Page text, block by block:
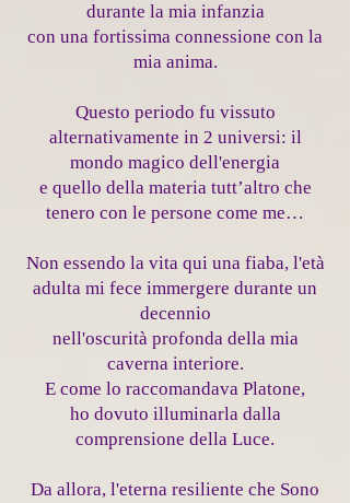
durante la mia infanzia
con una fortissima connessione con la
mia anima.
Questo periodo fu vissuto
alternativamente in 2 universi: il
mondo magico dell'energia
e quello della materia tutt’altro che
tenero con le persone come me…
Non essendo la vita qui una fiaba, l'età
adulta mi fece immergere durante un
decennio
nell'oscurità profonda della mia
caverna interiore.
E come lo raccomandava Platone,
ho dovuto illuminarla dalla
comprensione della Luce.
Da allora, l'eterna resiliente che Sono